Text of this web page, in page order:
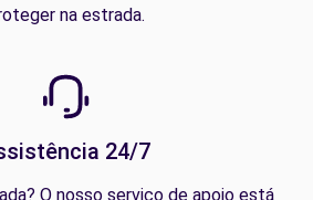
na estrada.
24/7
O nosso serviço de apoio está